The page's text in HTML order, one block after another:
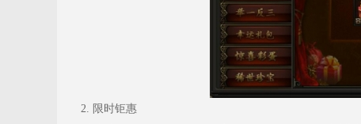
2. 限时钜惠